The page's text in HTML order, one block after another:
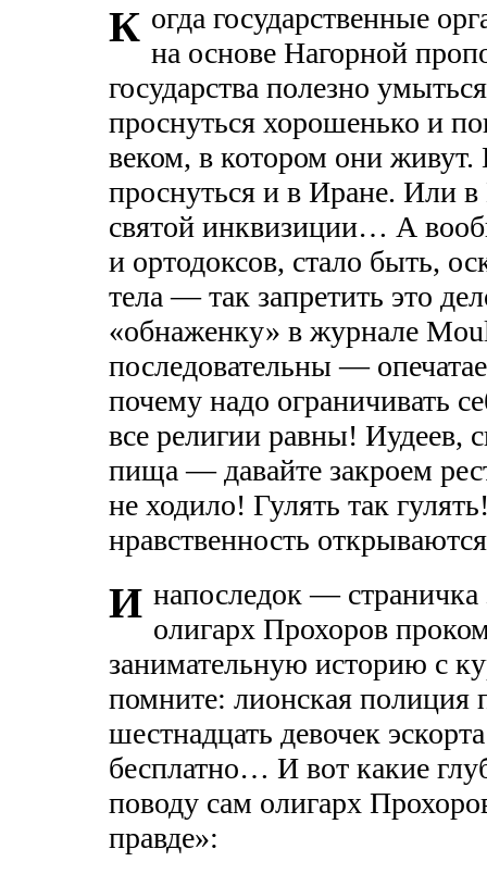
К огда государственные
на основе Нагорной
государства полезно
проснуться хорошенько и
веком, в котором они
проснуться и в Иране. Или
святой инквизиции… А
и ортодоксов, стало быть,
тела — так запретить это
«обнаженку» в журнале
последовательны —
почему надо ограничивать
все религии равны! Иудеев,
пища — давайте закроем
не ходило! Гулять так
нравственность
И напоследок —
олигарх Прохоров
занимательную историю с
помните: лионская полиция
шестнадцать девочек
бесплатно… И вот какие
поводу сам олигарх
правде»: